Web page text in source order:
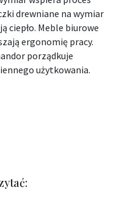
drewniane na wymiar
ciepło. Meble biurowe
ergonomię pracy.
porządkuje
użytkowania.